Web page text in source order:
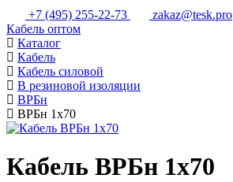
+7 (495) 255-22-73
zakaz@tesk.pro
Кабель оптом
Каталог
Кабель
Кабель силовой
В резиновой изоляции
ВРБн
ВРБн 1х70
Кабель ВРБн 1х70